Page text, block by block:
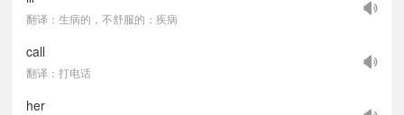
翻译：生病的，不舒服的；疾病
call
翻译：打电话
her